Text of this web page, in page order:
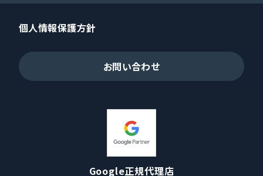
個人情報保護方針
お問い合わせ
Google正規代理店